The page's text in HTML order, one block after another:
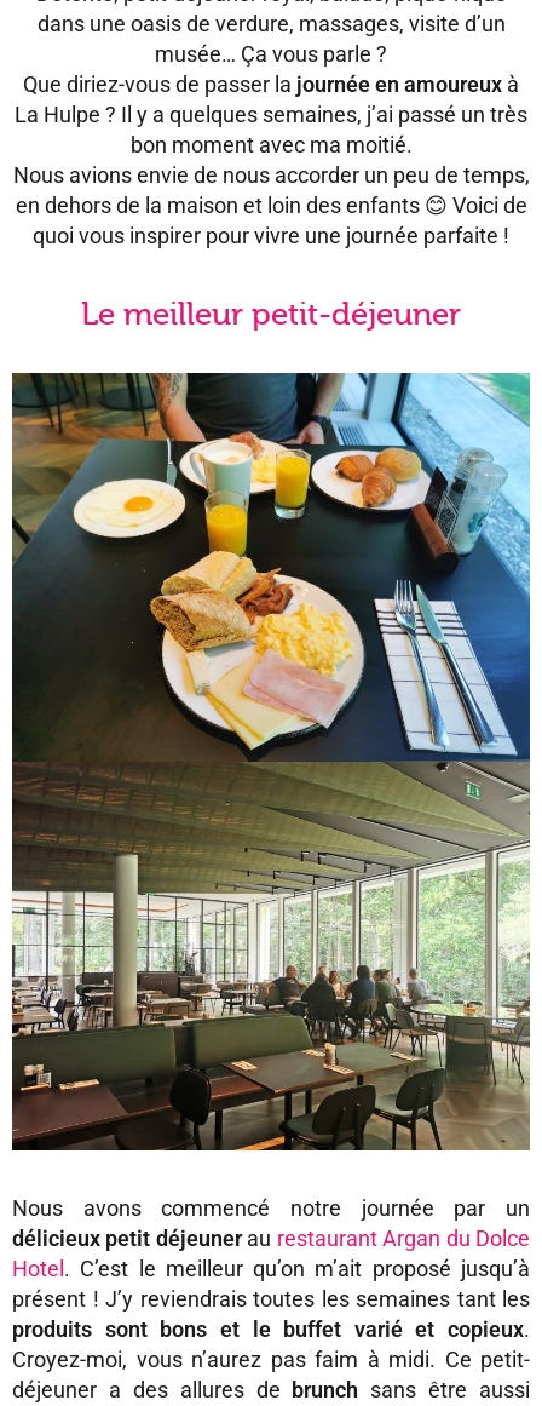
dans une oasis de verdure, massages, visite d’un
musée… Ça vous parle ?
Que diriez-vous de passer la journée en amoureux à
La Hulpe ? Il y a quelques semaines, j’ai passé un très
bon moment avec ma moitié.
Nous avions envie de nous accorder un peu de temps,
en dehors de la maison et loin des enfants 😊 Voici de
quoi vous inspirer pour vivre une journée parfaite !
Le meilleur petit-déjeuner
Nous avons commencé notre journée par un
délicieux petit déjeunerau restaurant Argan du Dolce
Hotel . C’est le meilleur qu’on m’ait proposé jusqu’à
présent ! J’y reviendrais toutes les semaines tant les
produits sont bons et le buffet varié et copieux.
Croyez-moi, vous n’aurez pas faim à midi. Ce petit-
déjeuner a des allures de
brunch sans être aussi